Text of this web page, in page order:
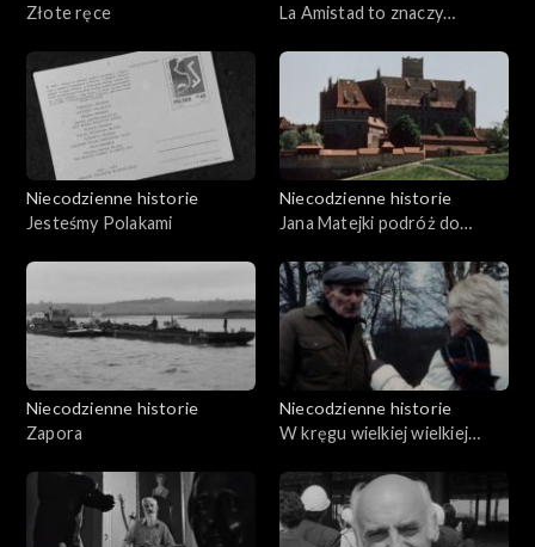
Złote ręce
La Amistad to znaczy
Niecodzienne historie
Jesteśmy Polakami
Niecodzienne historie
Jana Matejki podróż do
Niecodzienne historie
Zapora
Niecodzienne historie
W kręgu wielkiej wielkiej